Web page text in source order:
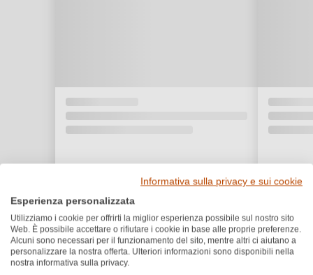
Informativa sulla privacy e sui cookie
Esperienza personalizzata
Utilizziamo i cookie per offrirti la miglior esperienza possibile sul nostro sito
Web. È possibile accettare o rifiutare i cookie in base alle proprie preferenze.
Alcuni sono necessari per il funzionamento del sito, mentre altri ci aiutano a
personalizzare la nostra offerta. Ulteriori informazioni sono disponibili nella
nostra informativa sulla privacy.